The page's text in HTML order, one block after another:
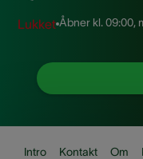
Lukket Åbner kl.09:00,
Intro Kontakt Om